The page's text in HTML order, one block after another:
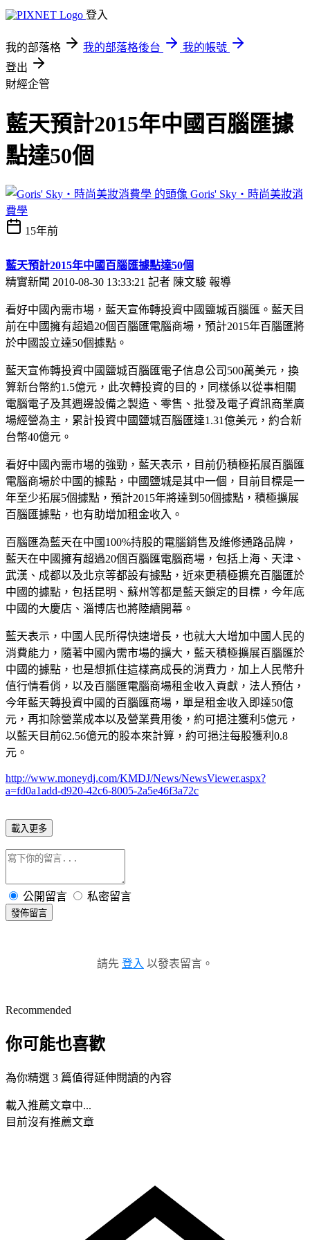
登入
我的部落格 我的部落格後台
我的帳號
登出
財經企管
藍天預計2015年中國百腦匯據
點達50個
Goris' Sky‧時尚美妝消
費學
15年前
藍天預計2015年中國百腦匯據點達50個
精實新聞 2010-08-30 13:33:21 記者 陳文駿 報導
看好中國內需市場，藍天宣佈轉投資中國鹽城百腦匯。藍天目
前在中國擁有超過20個百腦匯電腦商場，預計2015年百腦匯將
於中國設立達50個據點。
藍天宣佈轉投資中國鹽城百腦匯電子信息公司500萬美元，換
算新台幣約1.5億元，此次轉投資的目的，同樣係以從事相關
電腦電子及其週邊設備之製造、零售、批發及電子資訊商業廣
場經營為主，累計投資中國鹽城百腦匯達1.31億美元，約合新
台幣40億元。
看好中國內需市場的強勁，藍天表示，目前仍積極拓展百腦匯
電腦商場於中國的據點，中國鹽城是其中一個，目前目標是一
年至少拓展5個據點，預計2015年將達到50個據點，積極擴展
百腦匯據點，也有助增加租金收入。
百腦匯為藍天在中國100%持股的電腦銷售及維修通路品牌，
藍天在中國擁有超過20個百腦匯電腦商場，包括上海、天津、
武漢、成都以及北京等都設有據點，近來更積極擴充百腦匯於
中國的據點，包括昆明、蘇州等都是藍天鎖定的目標，今年底
中國的大慶店、淄博店也將陸續開幕。
藍天表示，中國人民所得快速增長，也就大大增加中國人民的
消費能力，隨著中國內需市場的擴大，藍天積極擴展百腦匯於
中國的據點，也是想抓住這樣高成長的消費力，加上人民幣升
值行情看俏，以及百腦匯電腦商場租金收入貢獻，法人預估，
今年藍天轉投資中國的百腦匯商場，單是租金收入即達50億
元，再扣除營業成本以及營業費用後，約可挹注獲利5億元，
以藍天目前62.56億元的股本來計算，約可挹注每股獲利0.8
元。
http://www.moneydj.com/KMDJ/News/NewsViewer.aspx?
a=fd0a1add-d920-42c6-8005-2a5e46f3a72c
載入更多
公開留言 私密留言
發佈留言
請先 登入 以發表留言。
Recommended
你可能也喜歡
為你精選 3 篇值得延伸閱讀的內容
載入推薦文章中...
目前沒有推薦文章